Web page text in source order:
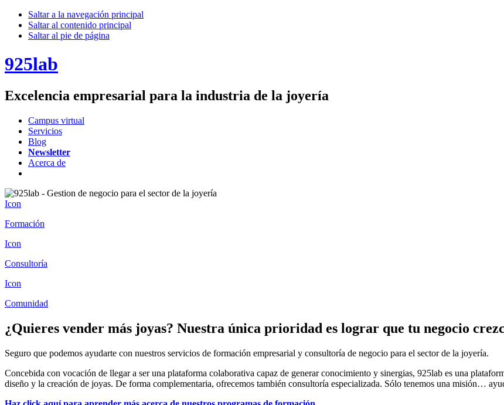
Saltar a la navegación principal
Saltar al contenido principal
Saltar al pie de página
925lab
Excelencia empresarial para la industria de la joyería
Campus virtual
Servicios
Blog
Newsletter
Acerca de
Icon
Formación
Icon
Consultoría
Icon
Comunidad
¿Quieres vender más joyas? Nuestra única prioridad es lograr que tu negocio
Seguro que podemos ayudarte con nuestros servicios de formación empresarial y consultoría de negocio para el sector de la joyería.
Concebida con vocación de llegar a ser una plataforma colaborativa capaz de generar conocimiento y sinergias, 925lab es una
diseño y la creación de joyas. De forma complementaria, ofrecemos también consultoría especializada. Sólo tenemos una misión…